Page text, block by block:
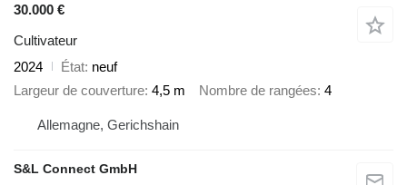
30.000 €
Cultivateur
2024
État neuf
Largeur de couverture 4,5 m Nombre de rangées 4
Allemagne, Gerichshain
S&L Connect GmbH